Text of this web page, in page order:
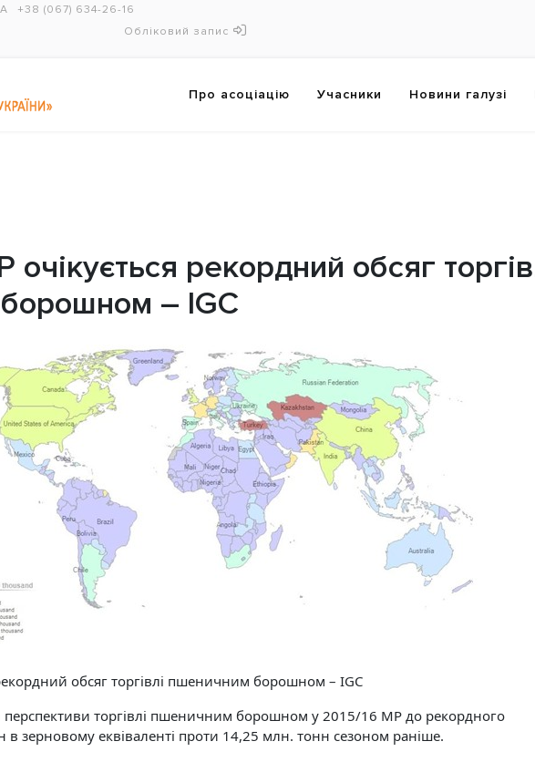
+38 (067) 634-26-16
Обліковий запис
Про асоціацію Учасники Новини галузі
рекордний обсяг
– IGC
обсяг торгівлі пшеничним борошном – IGC
перспективи торгівлі пшеничним борошном у 2015/16 МР до рекордного
зерновому еквіваленті проти 14,25 млн. тонн сезоном раніше.